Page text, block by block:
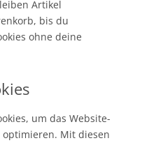
Artikel
bis du
ohne deine
um das Website-
Mit diesen